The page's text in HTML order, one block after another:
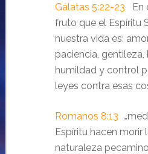
Gálatas 5:22-23
En
fruto que el Espíritu
nuestra vida es:
paciencia,
humildad y control
leyes contra esas
Romanos 8:13
Espíritu hacen morir
naturaleza